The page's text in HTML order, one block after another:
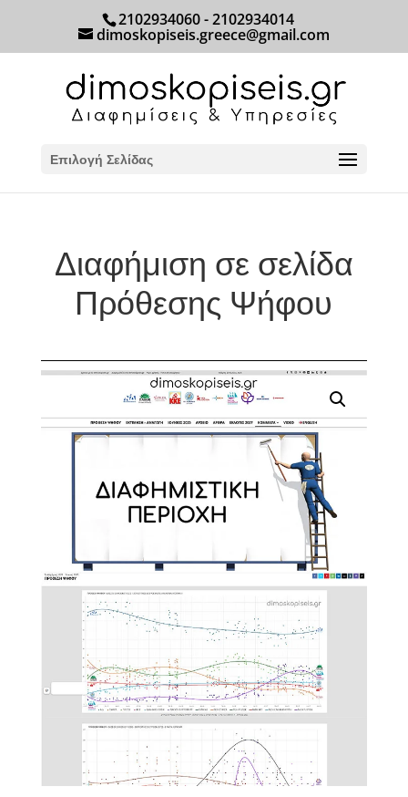
2102934060 - 2102934014
dimoskopiseis.greece@gmail.com
Επιλογή Σελίδας
Διαφήμιση σε σελίδα
Πρόθεσης Ψήφου